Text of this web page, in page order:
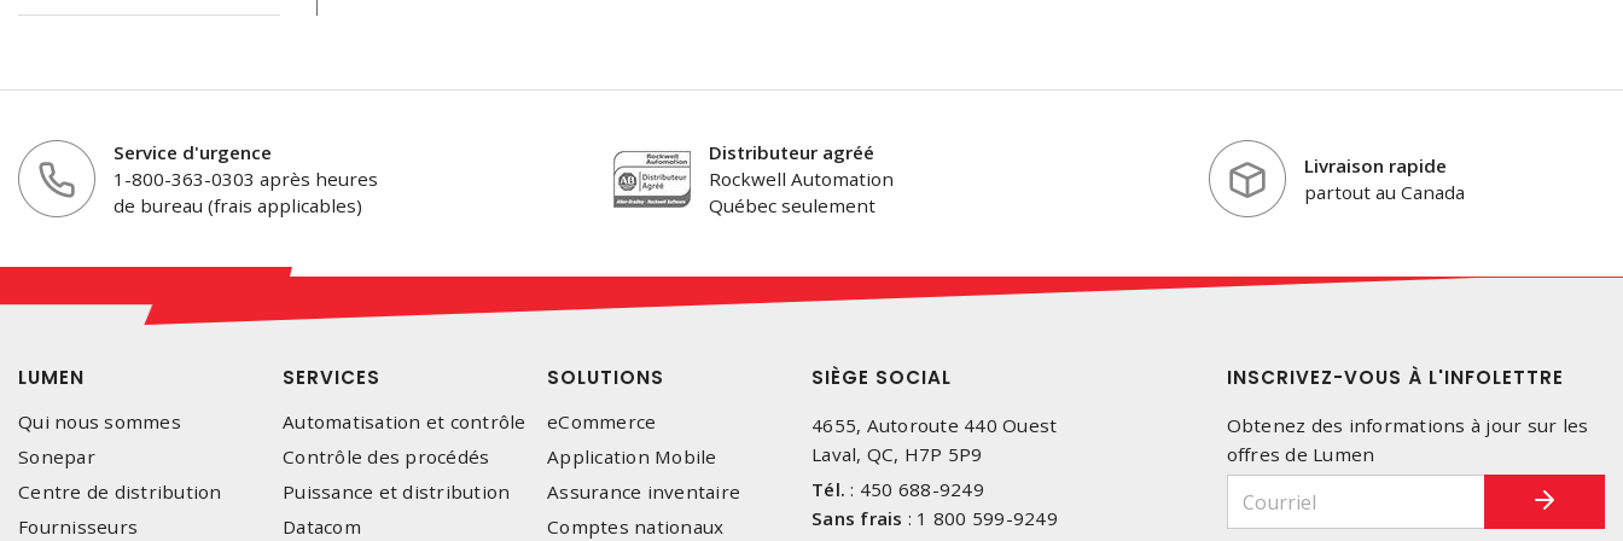
Service d'urgence
1-800-363-0303 après heures
de bureau (frais applicables)
Distributeur agréé
Rockwell Automation
Québec seulement
Livraison rapide
partout au Canada
LUMEN
Qui nous sommes
Sonepar
Centre de distribution
Fournisseurs
SERVICES
Automatisation et contrôle
Contrôle des procédés
Puissance et distribution
Datacom
SOLUTIONS
eCommerce
Application Mobile
Assurance inventaire
Comptes nationaux
SIÈGE SOCIAL
4655, Autoroute 440 Ouest
Laval, QC, H7P 5P9
Tél. : 450 688-9249
Sans frais : 1 800 599-9249
INSCRIVEZ-VOUS À L'INFOLETTRE
Obtenez des informations à jour sur les
offres de Lumen